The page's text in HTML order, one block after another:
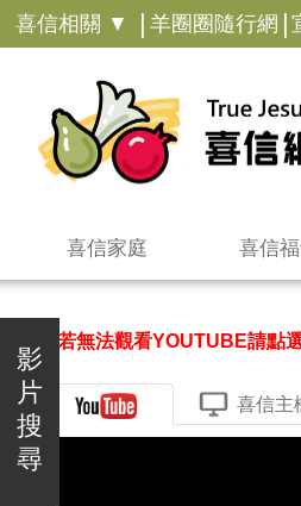
喜信相關 ▼ | 羊圈圈隨行網 |
喜信家庭 喜信
影
片
搜
尋
＊若無法觀看YOUTUBE請點
喜信主